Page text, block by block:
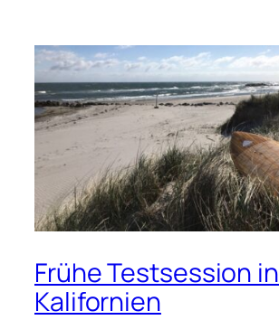
Frühe Testsession in
Kalifornien